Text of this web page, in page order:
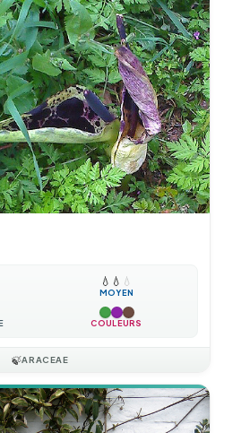
💧 💧 💧
MOYEN
COULEURS
🍃ARACEAE